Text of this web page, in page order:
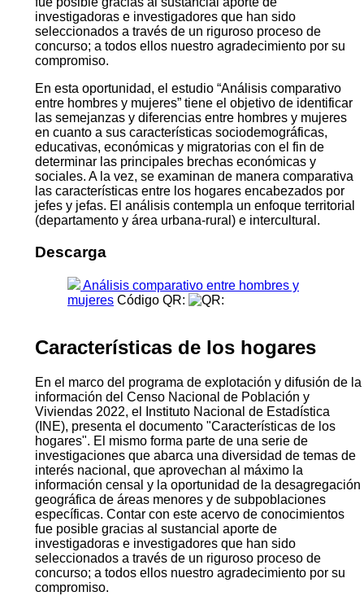
investigadoras e investigadores que han sido
seleccionados a través de un riguroso proceso de
concurso; a todos ellos nuestro agradecimiento por su
compromiso.
En esta oportunidad, el estudio “Análisis comparativo
entre hombres y mujeres” tiene el objetivo de identificar
las semejanzas y diferencias entre hombres y mujeres
en cuanto a sus características sociodemográficas,
educativas, económicas y migratorias con el fin de
determinar las principales brechas económicas y
sociales. A la vez, se examinan de manera comparativa
las características entre los hogares encabezados por
jefes y jefas. El análisis contempla un enfoque territorial
(departamento y área urbana-rural) e intercultural.
Descarga
Análisis comparativo entre hombres y
mujeres Código QR:
Características de los hogares
En el marco del programa de explotación y difusión de la
información del Censo Nacional de Población y
Viviendas 2022, el Instituto Nacional de Estadística
(INE), presenta el documento "Características de los
hogares". El mismo forma parte de una serie de
investigaciones que abarca una diversidad de temas de
interés nacional, que aprovechan al máximo la
información censal y la oportunidad de la desagregación
geográfica de áreas menores y de subpoblaciones
específicas. Contar con este acervo de conocimientos
fue posible gracias al sustancial aporte de
investigadoras e investigadores que han sido
seleccionados a través de un riguroso proceso de
concurso; a todos ellos nuestro agradecimiento por su
compromiso.